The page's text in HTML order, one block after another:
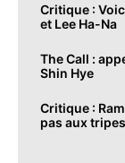
Critique :
et Lee Ha-Na
The Call :
Shin Hye
Critique :
pas aux tripes